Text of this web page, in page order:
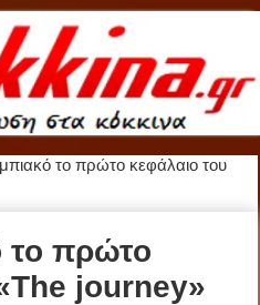
το πρώτο κεφάλαιο του
το πρώτο
journey»